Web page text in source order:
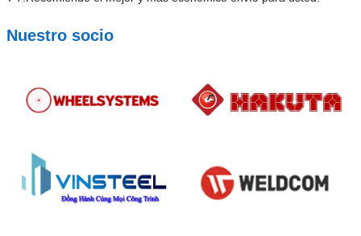
Nuestro socio